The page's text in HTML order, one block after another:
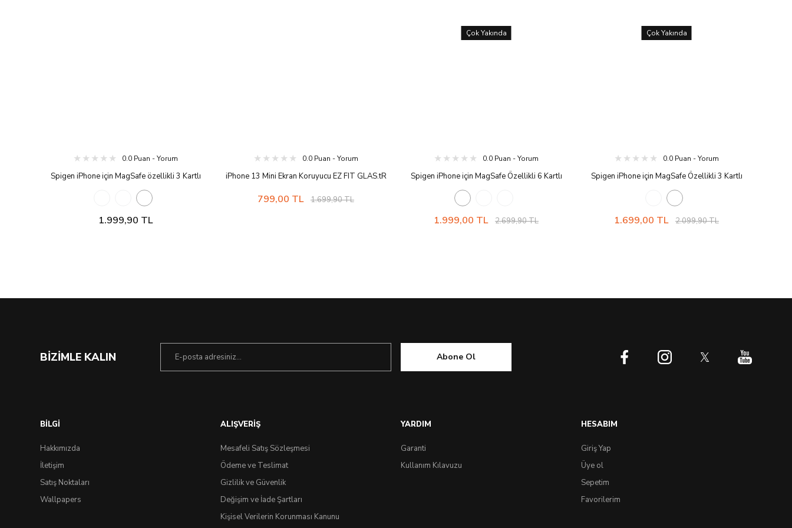
0.0 Puan - Yorum
Spigen iPhone için MagSafe özellikli 3 Kartlı
Manyetik Cüzdan Classic C1 Bondi Blue
1.999,90 TL
0.0 Puan - Yorum
iPhone 13 Mini Ekran Koruyucu EZ FIT GLAS.tR
799,00 TL 1.699,90 TL
Çok Yakında
0.0 Puan - Yorum
Spigen iPhone için MagSafe Özellikli 6 Kartlı
Manyetik Cüzdan TinTap Black
1.999,00 TL 2.699,90 TL
Çok Yakında
0.0 Puan - Yorum
Spigen iPhone için MagSafe Özellikli 3 Kartlı
Manyetik Cüzdan Ultra Hybrid Zero One
1.699,00 TL 2.099,90 TL
BİZİMLE KALIN Abone Ol
BİLGİ
Hakkımızda
İletişim
Satış Noktaları
Wallpapers
ALIŞVERİŞ
Mesafeli Satış Sözleşmesi
Ödeme ve Teslimat
Gizlilik ve Güvenlik
Değişim ve İade Şartları
Kişisel Verilerin Korunması Kanunu
YARDIM
Garanti
Kullanım Kılavuzu
HESABIM
Giriş Yap
Üye ol
Sepetim
Favorilerim